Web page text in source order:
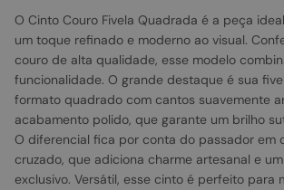
O Cinto Couro Fivela Quadrada é a peça
um toque refinado e moderno ao visual.
couro de alta qualidade, esse modelo
funcionalidade. O grande destaque é sua
formato quadrado com cantos suavemente
acabamento polido, que garante um brilho
O diferencial fica por conta do passador em
cruzado, que adiciona charme artesanal e
exclusivo. Versátil, esse cinto é perfeito para